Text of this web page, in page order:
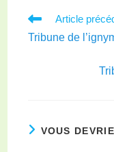
Article
Tribune de
VOUS